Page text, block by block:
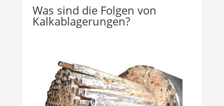
Was sind die Folgen von
Kalkablagerungen?